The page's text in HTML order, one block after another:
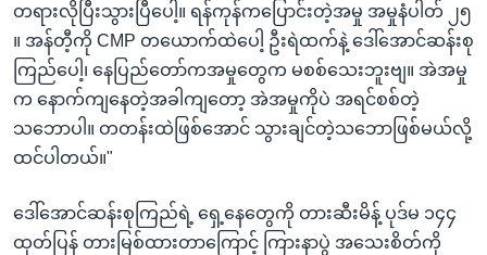
တရားလိုပြီးသွားပြီပေါ့။ ရန်ကုန်ကပြောင်းတဲ့အမှု အမှုနံပါတ် ၂၅
။ အန်တီ့ကို CMP တယောက်ထဲပေါ့ ဦးရဲထက်နဲ့ ဒေါ်အောင်ဆန်းစု
ကြည်ပေါ့၊ နေပြည်တော်ကအမှုတွေက မစစ်သေးဘူးဗျ။ အဲအမှု
က နောက်ကျနေတဲ့အခါကျတော့ အဲအမှုကိုပဲ အရင်စစ်တဲ့
သဘောပါ။ တတန်းထဲဖြစ်အောင် သွားချင်တဲ့သဘောဖြစ်မယ်လို့
ထင်ပါတယ်။"
ဒေါ်အောင်ဆန်းစုကြည်ရဲ့ ရှေ့နေတွေကို တားဆီးမိန့် ပုဒ်မ ၁၄၄
ထုတ်ပြန် တားမြစ်ထားတာကြောင့် ကြားနာပွဲ အသေးစိတ်ကို